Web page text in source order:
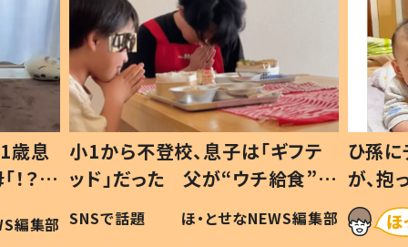
歳息
？」
編集部
小1から不登校、息子は「ギフテ
ッド」だった 父が“ウチ給食”を
作り続ける理由とは #令和の親
#令和の子
SNSで話題 ほ・とせなNEWS編集部
ひ孫
が、
「涙が
い」